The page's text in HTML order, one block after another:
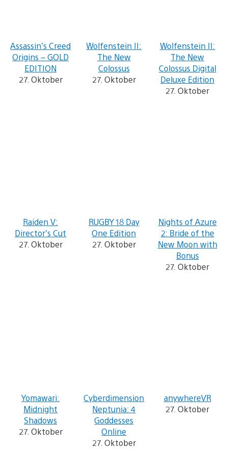
Assassin’s Creed
Origins – GOLD
EDITION
27. Oktober
Wolfenstein II:
The New
Colossus
27. Oktober
Wolfenstein II:
The New
Colossus Digital
Deluxe Edition
27. Oktober
Raiden V:
Director’s Cut
27. Oktober
RUGBY 18 Day
One Edition
27. Oktober
Nights of Azure
2: Bride of the
New Moon with
Bonus
27. Oktober
Yomawari:
Midnight
Shadows
27. Oktober
Cyberdimension
Neptunia: 4
Goddesses
Online
27. Oktober
anywhereVR
27. Oktober